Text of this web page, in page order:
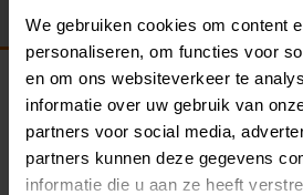
We gebruiken cookies om content
personaliseren, om functies voor
en om ons websiteverkeer te
informatie over uw gebruik van
partners voor social media,
partners kunnen deze gegevens
informatie die u aan ze heeft
Programma van: